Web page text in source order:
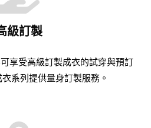
級訂製
享受高級訂製成衣的試穿與預訂
系列提供量身訂製服務。